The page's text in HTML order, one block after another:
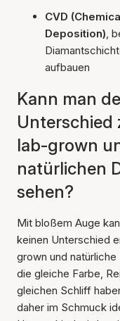
CVD
Deposition),
aufbauen
Kann man
Unterschied
lab-grown
natürlichen
sehen?
Mit bloßem Auge
keinen Unterschied
grown und natürliche
die gleiche Farbe,
gleichen Schliff
daher im Schmuck